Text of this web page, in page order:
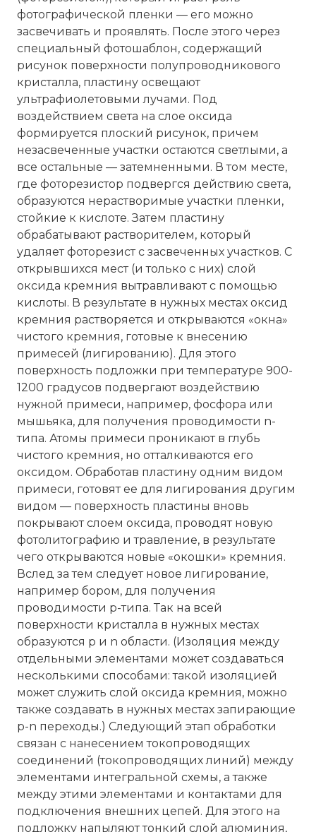
фотографической пленки — его можно
засвечивать и проявлять. После этого через
специальный фотошаблон, содержащий
рисунок поверхности полупроводникового
кристалла, пластину освещают
ультрафиолетовыми лучами. Под
воздействием света на слое оксида
формируется плоский рисунок, причем
незасвеченные участки остаются светлыми, а
все остальные — затемненными. В том месте,
где фоторезистор подвергся действию света,
образуются нерастворимые участки пленки,
стойкие к кислоте. Затем пластину
обрабатывают растворителем, который
удаляет фоторезист с засвеченных участков. С
открывшихся мест (и только с них) слой
оксида кремния вытравливают с помощью
кислоты. В результате в нужных местах оксид
кремния растворяется и открываются «окна»
чистого кремния, готовые к внесению
примесей (лигированию). Для этого
поверхность подложки при температуре 900-
1200 градусов подвергают воздействию
нужной примеси, например, фосфора или
мышьяка, для получения проводимости n-
типа. Атомы примеси проникают в глубь
чистого кремния, но отталкиваются его
оксидом. Обработав пластину одним видом
примеси, готовят ее для лигирования другим
видом — поверхность пластины вновь
покрывают слоем оксида, проводят новую
фотолитографию и травление, в результате
чего открываются новые «окошки» кремния.
Вслед за тем следует новое лигирование,
например бором, для получения
проводимости p-типа. Так на всей
поверхности кристалла в нужных местах
образуются p и n области. (Изоляция между
отдельными элементами может создаваться
несколькими способами: такой изоляцией
может служить слой оксида кремния, можно
также создавать в нужных местах запирающие
p-n переходы.) Следующий этап обработки
связан с нанесением токопроводящих
соединений (токопроводящих линий) между
элементами интегральной схемы, а также
между этими элементами и контактами для
подключения внешних цепей. Для этого на
подложку напыляют тонкий слой алюминия,